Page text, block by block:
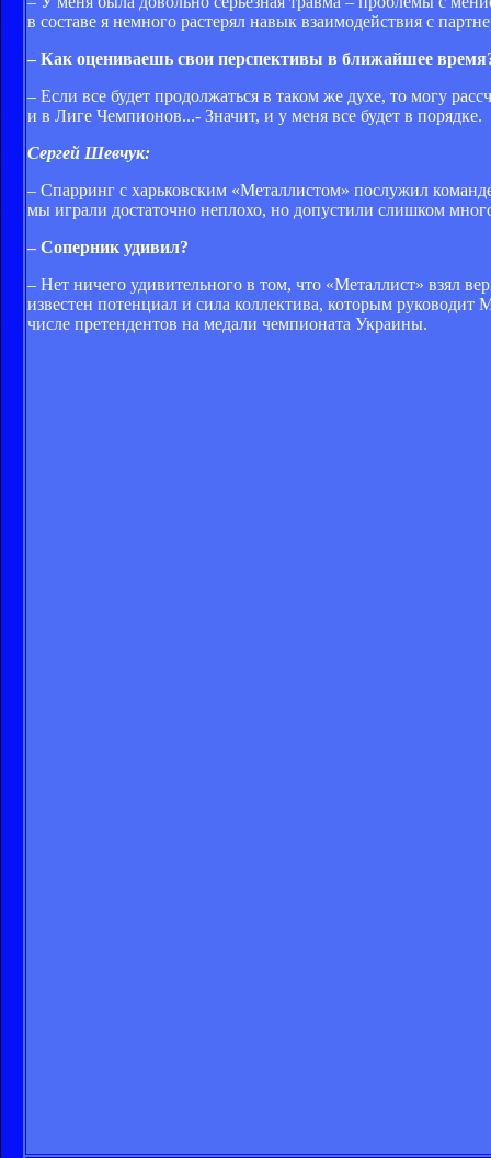
в составе я немного растерял навык взаимодействия с
– Как оцениваешь свои перспективы в ближайшее
– Если все будет продолжаться в таком же духе, то могу
и в Лиге Чемпионов...- Значит, и у меня все будет в порядке.
Сергей Шевчук:
– Спарринг с харьковским «Металлистом» послужил
мы играли достаточно неплохо, но допустили слишком
– Соперник удивил?
– Нет ничего удивительного в том, что «Металлист» взял
известен потенциал и сила коллектива, которым
числе претендентов на медали чемпионата Украины.